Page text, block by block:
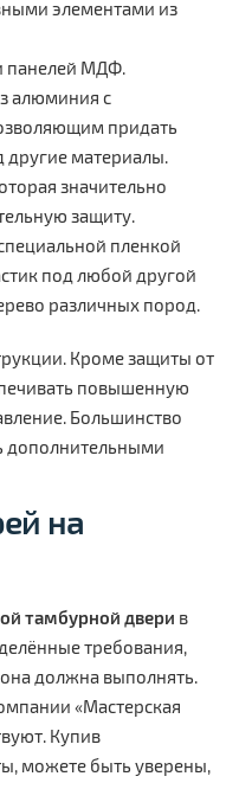
элементами из
панелей МДФ.
алюминия с
придать
другие материалы.
значительно
защиту.
пленкой
под любой другой
различных пород.
Кроме защиты от
повышенную
Большинство
дополнительными
на
тамбурной двери в
требования,
должна выполнять.
«Мастерская
Купив
можете быть уверены,